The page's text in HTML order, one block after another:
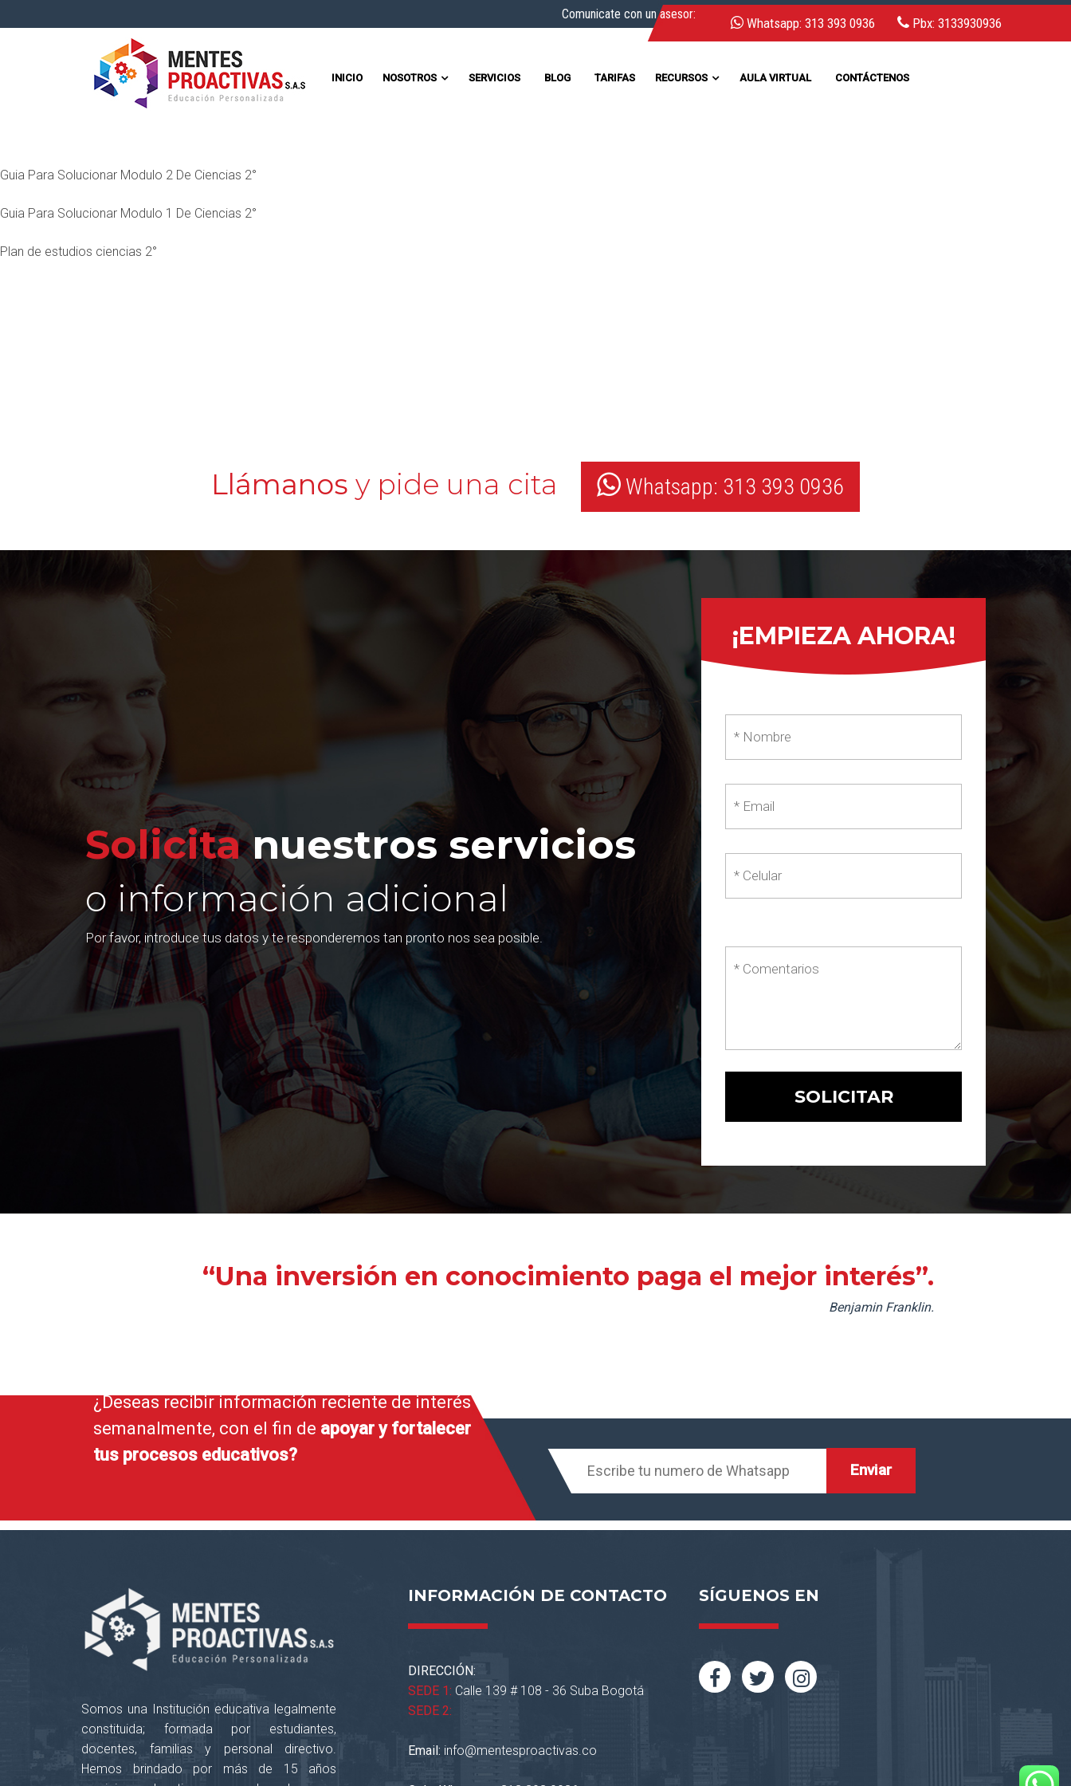
Comunicate con un asesor:
Whatsapp: 313 393 0936 Pbx: 3133930936
INICIO NOSOTROS SERVICIOS BLOG TARIFAS RECURSOS AULA VIRTUAL CONTÁCTENOS
Guia Para Solucionar Modulo 2 De Ciencias 2°
Guia Para Solucionar Modulo 1 De Ciencias 2°
Plan de estudios ciencias 2°
Llámanos y pide una cita Whatsapp: 313 393 0936
Solicitanuestros servicios
o información adicional
Por favor, introduce tus datos y te responderemos tan pronto nos sea posible.
¡EMPIEZA AHORA!
“Una inversión en conocimiento paga el mejor interés”.
Benjamin Franklin.
¿Deseas recibir información reciente de interés
semanalmente, con el fin de apoyar y fortalecer
tus procesos educativos?
Somos una Institución educativa legalmente
constituida; formada por estudiantes,
docentes, familias y personal directivo.
Hemos brindado por más de 15 años
INFORMACIÓN DE CONTACTO
DIRECCIÓN:
SEDE 1: Calle 139 # 108 - 36 Suba Bogotá
SEDE 2:
Email: info@mentesproactivas.co
SÍGUENOS EN